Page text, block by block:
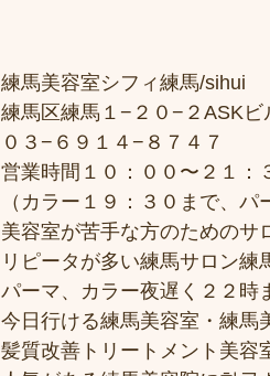
練馬美容室シフィ練馬/sihui
練馬区練馬１−２０−２ASKビ
０３−６９１４−８７４７
営業時間１０：００〜２１：
（カラー１９：３０まで、パ
美容室が苦手な方のためのサ
リピータが多い練馬サロン
パーマ、カラー夜遅く２２時
今日行ける練馬美容室・練馬
髪質改善トリートメント美容